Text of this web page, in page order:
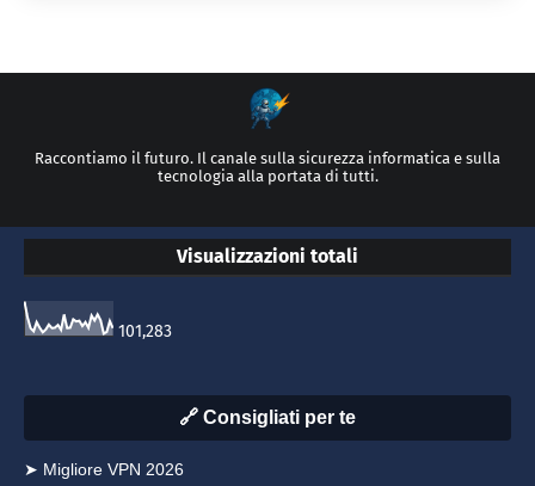
Raccontiamo il futuro. Il canale sulla sicurezza informatica e sulla
tecnologia alla portata di tutti.
Visualizzazioni totali
101,283
🔗 Consigliati per te
➤ Migliore VPN 2026